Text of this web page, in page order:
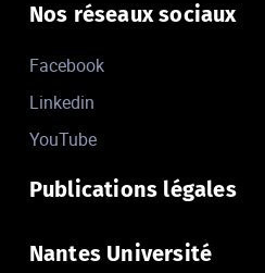
Nos réseaux sociaux
Facebook
Linkedin
YouTube
Publications légales
Nantes Université